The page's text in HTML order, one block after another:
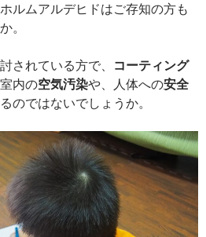
ルムアルデヒドはご存知の方も
。
されている方で、
コーティング
内の空気汚染や、人体への安全
のではないでしょうか。